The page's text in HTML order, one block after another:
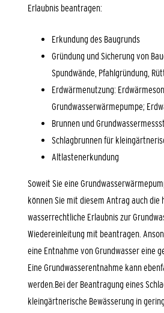
Erlaubnis beantragen:
Erkundung des Baugrunds
Gründung und Sicherung von
Spundwände, Pfahlgründung,
Erdwärmenutzung:
Grundwasserwärmepumpe;
Brunnen und
Schlagbrunnen für
Altlastenerkundung
Soweit Sie eine
können Sie mit diesem Antrag auch die
wasserrechtliche Erlaubnis zur
Wiedereinleitung mit beantragen.
eine Entnahme von Grundwasser eine
Eine Grundwasserentnahme kann
werden.Bei der Beantragung eines
kleingärtnerische Bewässerung in